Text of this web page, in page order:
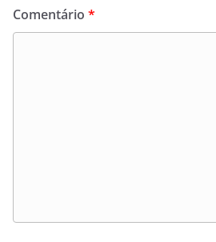
Comentário *